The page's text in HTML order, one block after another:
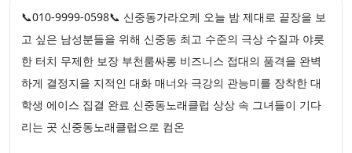
📞010-9999-0598📞 신중동가라오케 오늘 밤 제대로 끝장을 보
고 싶은 남성분들을 위해 신중동 최고 수준의 극상 수질과 야릇
한 터치 무제한 보장 부천룸싸롱 비즈니스 접대의 품격을 완벽
하게 결정지을 지적인 대화 매너와 극강의 관능미를 장착한 대
학생 에이스 집결 완료 신중동노래클럽 상상 속 그녀들이 기다
리는 곳 신중동노래클럽으로 컴온